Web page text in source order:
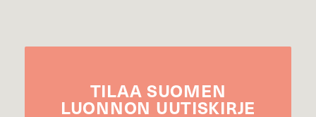
TILAA SUOMEN
LUONNON UUTIS­KIRJE